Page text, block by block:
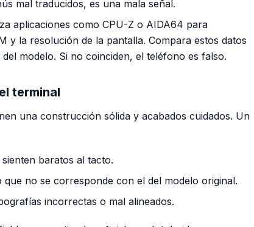
mal traducidos, es una mala señal.
aplicaciones como CPU-Z o AIDA64 para
y la resolución de la pantalla. Compara estos datos
modelo. Si no coinciden, el teléfono es falso.
terminal
una construcción sólida y acabados cuidados. Un
baratos al tacto.
no se corresponde con el del modelo original.
incorrectas o mal alineados.